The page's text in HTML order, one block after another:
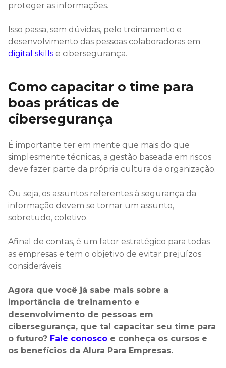
proteger as informações.
Isso passa, sem dúvidas, pelo treinamento e
desenvolvimento das pessoas colaboradoras em
digital skills e cibersegurança.
Como capacitar o time para
boas práticas de
cibersegurança
É importante ter em mente que mais do que
simplesmente técnicas, a gestão baseada em riscos
deve fazer parte da própria cultura da organização.
Ou seja, os assuntos referentes à segurança da
informação devem se tornar um assunto,
sobretudo, coletivo.
Afinal de contas, é um fator estratégico para todas
as empresas e tem o objetivo de evitar prejuízos
consideráveis.
Agora que você já sabe mais sobre a
importância de treinamento e
desenvolvimento de pessoas em
cibersegurança, que tal capacitar seu time para
o futuro? Fale conosco e conheça os cursos e
os benefícios da Alura Para Empresas.